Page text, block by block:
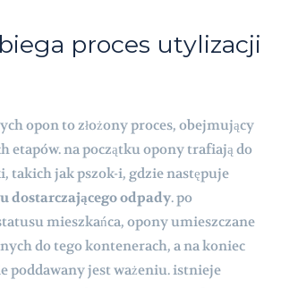
proces utylizacji
opon to złożony proces, obejmujący
etapów. na początku opony trafiają do
takich jak pszok-i, gdzie następuje
dostarczającego odpady. po
mieszkańca, opony umieszczane
do tego kontenerach, a na koniec
poddawany jest ważeniu. istnieje